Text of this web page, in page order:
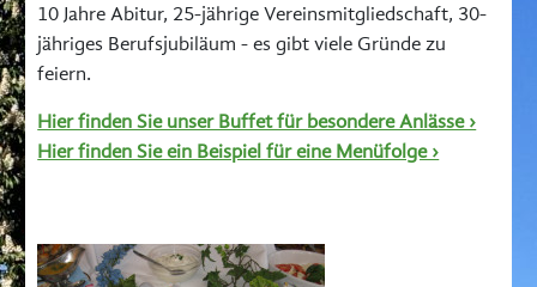
10 Jahre Abitur, 25-jährige Vereinsmitgliedschaft, 30-
jähriges Berufsjubiläum - es gibt viele Gründe zu
feiern.
Hier finden Sie unser Buffet für besondere Anlässe ›
Hier finden Sie ein Beispiel für eine Menüfolge ›